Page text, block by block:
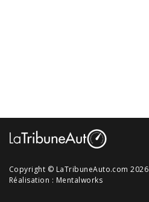
Copyright © LaTribuneAuto.com 2026
Réalisation : Mentalworks